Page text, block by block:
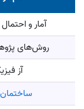
آمار و
روش‌های
آز